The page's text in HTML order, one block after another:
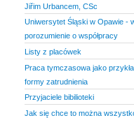
Jiřim Urbancem, CSc
Uniwersytet Śląski w Opawie -
porozumienie o współpracy
Listy z placówek
Praca tymczasowa jako
formy zatrudnienia
Przyjaciele bibilioteki
Jak się chce to można